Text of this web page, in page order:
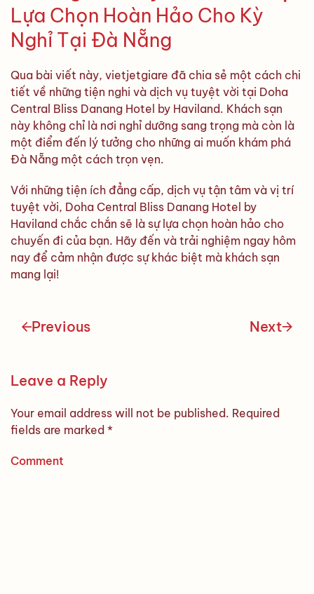
Lựa Chọn Hoàn Hảo Cho Kỳ
Nghỉ Tại Đà Nẵng
Qua bài viết này, vietjetgiare đã chia sẻ một cách chi
tiết về những tiện nghi và dịch vụ tuyệt vời tại Doha
Central Bliss Danang Hotel by Haviland. Khách sạn
này không chỉ là nơi nghỉ dưỡng sang trọng mà còn là
một điểm đến lý tưởng cho những ai muốn khám phá
Đà Nẵng một cách trọn vẹn.
Với những tiện ích đẳng cấp, dịch vụ tận tâm và vị trí
tuyệt vời, Doha Central Bliss Danang Hotel by
Haviland chắc chắn sẽ là sự lựa chọn hoàn hảo cho
chuyến đi của bạn. Hãy đến và trải nghiệm ngay hôm
nay để cảm nhận được sự khác biệt mà khách sạn
mang lại!
Previous Next
Leave a Reply
Your email address will not be published. Required
fields are marked *
Comment